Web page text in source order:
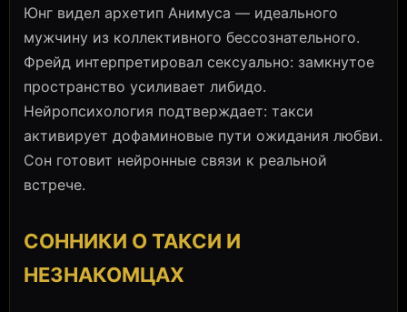
Юнг видел архетип Анимуса — идеального
мужчину из коллективного бессознательного.
Фрейд интерпретировал сексуально: замкнутое
пространство усиливает либидо.
Нейропсихология подтверждает: такси
активирует дофаминовые пути ожидания любви.
Сон готовит нейронные связи к реальной
встрече.
СОННИКИ О ТАКСИ И
НЕЗНАКОМЦАХ